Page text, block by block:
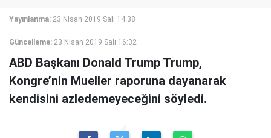
Yayınlanma: 23 Nisan 2019 Salı 14:38
Güncelleme: 23 Nisan 2019 Salı 16:32
ABD Başkanı Donald Trump Trump,
Kongre’nin Mueller raporuna dayanarak
kendisini azledemeyeceğini söyledi.